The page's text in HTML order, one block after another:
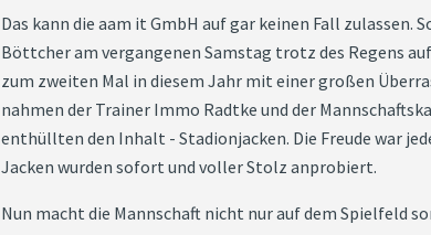
Das kann die aam it GmbH auf gar keinen Fall zulassen.
Böttcher am vergangenen Samstag trotz des Regens
zum zweiten Mal in diesem Jahr mit einer großen
nahmen der Trainer Immo Radtke und der
enthüllten den Inhalt - Stadionjacken. Die Freude war
Jacken wurden sofort und voller Stolz anprobiert.
Nun macht die Mannschaft nicht nur auf dem Spielfeld